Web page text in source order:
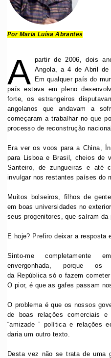
Por Maria Luísa Abrantes
A partir de 2006, dois
Angola, a 4 de Abril de
Em qualquer país do
país estava em pleno
forte, os estrangeiros
angolanos que andavam a
começaram a trabalhar no que
processo de reconstrução
Era ver os voos para a China,
para Lisboa e Brasil, cheios de
Santeiro, de zungueiras e até
invulgar nos restantes países do
Muitos bolseiros, filhos de
em boas universidades no
seus progenitores, que saíram da
E hoje? Prefiro deixar a resposta
Sinto-me completamente
envergonhada, porque
da República só o fazem
O pior, é que as gafes passam
O problema é que os nossos
de boas relações comerciais
“amizade ” política e relações
daria um outro texto.
Desta vez não se trata de uma